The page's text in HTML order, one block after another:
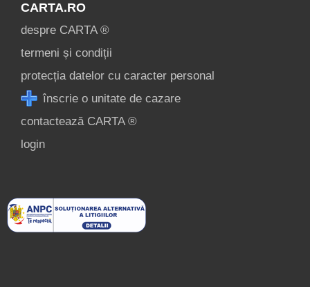
CARTA.RO
despre CARTA ®
termeni și condiții
protecția datelor cu caracter personal
înscrie o unitate de cazare
contactează CARTA ®
login